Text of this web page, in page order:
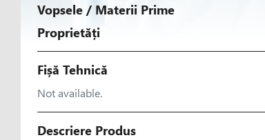
Vopsele/ Materii Prime
Proprietăți
Fișă Tehnică
Not available.
Descriere Produs